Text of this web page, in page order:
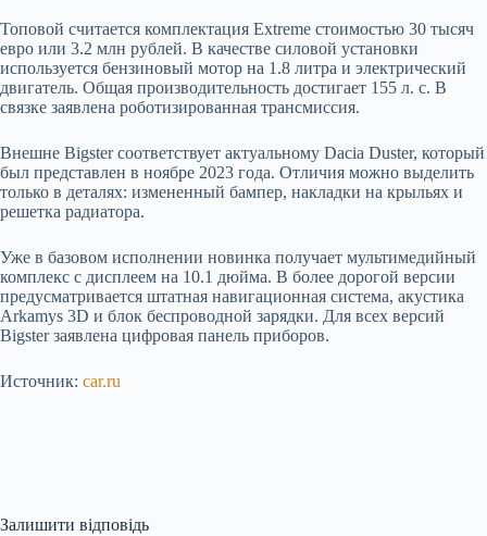
Топовой считается комплектация Extreme стоимостью 30 тысяч
евро или 3.2 млн рублей. В качестве силовой установки
используется бензиновый мотор на 1.8 литра и электрический
двигатель. Общая производительность достигает 155 л. с. В
связке заявлена роботизированная трансмиссия.
Внешне Bigster соответствует актуальному Dacia Duster, который
был представлен в ноябре 2023 года. Отличия можно выделить
только в деталях: измененный бампер, накладки на крыльях и
решетка радиатора.
Уже в базовом исполнении новинка получает мультимедийный
комплекс с дисплеем на 10.1 дюйма. В более дорогой версии
предусматривается штатная навигационная система, акустика
Arkamys 3D и блок беспроводной зарядки. Для всех версий
Bigster заявлена цифровая панель приборов.
Источник: car.ru
Залишити відповідь